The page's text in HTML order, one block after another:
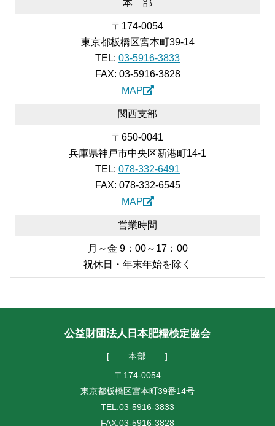
本 部
〒174-0054
東京都板橋区宮本町39-14
TEL: 03-5916-3833
FAX: 03-5916-3828
MAP
関西支部
〒650-0041
兵庫県神戸市中央区新港町14-1
TEL: 078-332-6491
FAX: 078-332-6545
MAP
営業時間
月～金 9：00～17：00
祝休日・年末年始を除く
公益財団法人日本肥糧検定協会
本部
〒174-0054
東京都板橋区宮本町39番14号
TEL:03-5916-3833
FAX:03-5916-3828